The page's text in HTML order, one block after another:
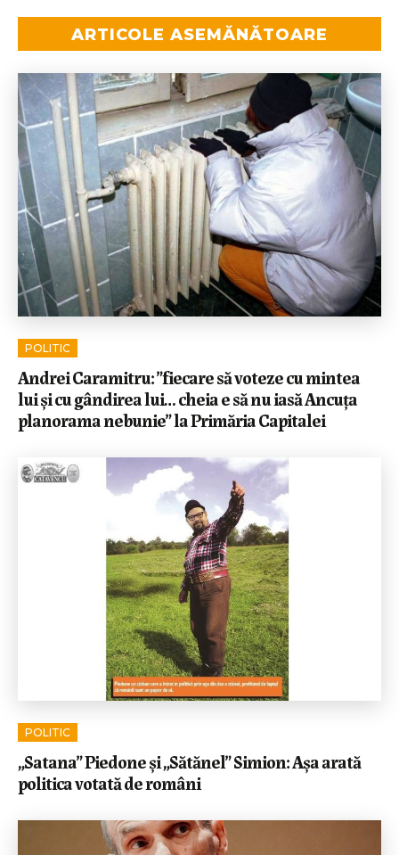
ARTICOLE ASEMĂNĂTOARE
POLITIC
Andrei Caramitru: ”fiecare să voteze cu mintea
lui și cu gândirea lui… cheia e să nu iasă Ancuța
planorama nebunie” la Primăria Capitalei
POLITIC
„Satana” Piedone și „Sătănel” Simion: Așa arată
politica votată de români